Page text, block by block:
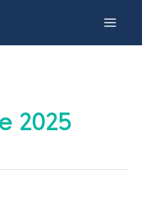
Main
Menu
2025